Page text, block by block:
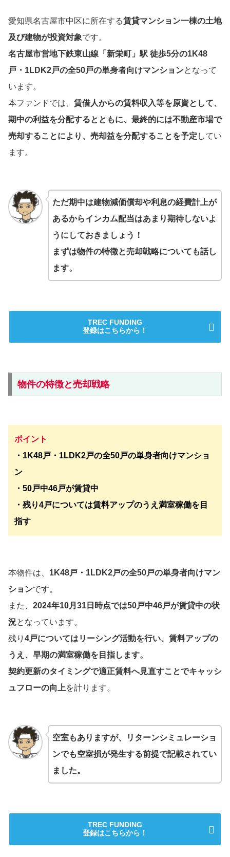
愛知県名古屋市中区に所在する賃貸マンション一棟の土地
及び建物が投資対象です。
名古屋市営地下鉄東山線「新栄町」駅 徒歩5分の1K48
戸・1LDK2戸の全50戸の単身者向けマンションとなって
います。
本ファンドでは、 賃借人からの賃料収入等を原資として、
期中の利益を分配するとともに、最終的には不動産市場で
売却することにより、売却益を分配することを予定 してい
ます。
ただ期中は建物減価償却や利息の経費計上が
あるからインカム配当はあまり期待しないよ
うにしておきましょう！
まずは物件の特徴と売却戦略についても話し
ます。
TREC FUNDING
登録はこちらから！
物件の特徴と売却戦略
ポイント
・1K48戸・1LDK2戸の全50戸の単身者向けマンショ
ン
・50戸中46戸が賃貸中
・残り4戸については賃料アップのうえ満室稼働を目
指す
本物件は、 1K48戸・1LDK2戸の全50戸の単身者向けマン
ションです。
また、 2024年10月31日時点では50戸中46戸が賃貸中の状
況となっています。
残り 4戸についてはリーシング活動を行い、賃料アップの
うえ、早期の満室稼働を目指します。
契約更新のタイミングで適正賃料へ見直すことでキャッシ
ュフローの向上を計ります。
空室もありますが、リターンシミュレーショ
ンでも空室損が発生する前提で記載されてい
ました。
TREC FUNDING
登録はこちらから！